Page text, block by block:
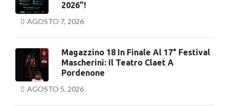
2026”!
AGOSTO 7, 2026
Magazzino 18 In Finale Al 17° Festival
Mascherini: Il Teatro Claet A
Pordenone
AGOSTO 5, 2026